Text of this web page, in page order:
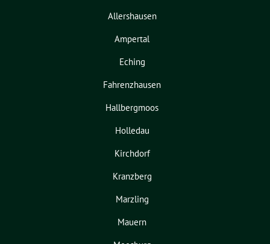
Allershausen
Ampertal
Eching
Fahrenzhausen
Hallbergmoos
Holledau
Kirchdorf
Kranzberg
Marzling
Mauern